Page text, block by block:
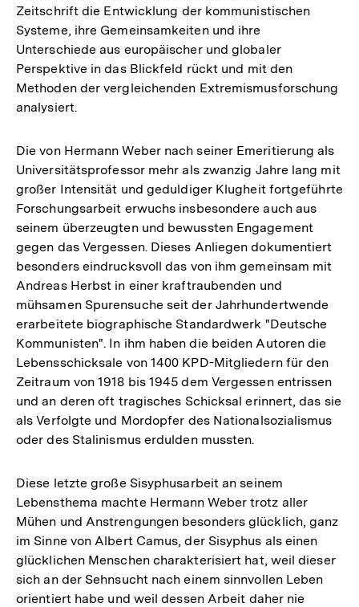
Zeitschrift die Entwicklung der kommunistischen
Systeme, ihre Gemeinsamkeiten und ihre
Unterschiede aus europäischer und globaler
Perspektive in das Blickfeld rückt und mit den
Methoden der vergleichenden Extremismusforschung
analysiert.
Die von Hermann Weber nach seiner Emeritierung als
Universitätsprofessor mehr als zwanzig Jahre lang mit
großer Intensität und geduldiger Klugheit fortgeführte
Forschungsarbeit erwuchs insbesondere auch aus
seinem überzeugten und bewussten Engagement
gegen das Vergessen. Dieses Anliegen dokumentiert
besonders eindrucksvoll das von ihm gemeinsam mit
Andreas Herbst in einer kraftraubenden und
mühsamen Spurensuche seit der Jahrhundertwende
erarbeitete biographische Standardwerk "Deutsche
Kommunisten". In ihm haben die beiden Autoren die
Lebensschicksale von 1400 KPD-Mitgliedern für den
Zeitraum von 1918 bis 1945 dem Vergessen entrissen
und an deren oft tragisches Schicksal erinnert, das sie
als Verfolgte und Mordopfer des Nationalsozialismus
oder des Stalinismus erdulden mussten.
Diese letzte große Sisyphusarbeit an seinem
Lebensthema machte Hermann Weber trotz aller
Mühen und Anstrengungen besonders glücklich, ganz
im Sinne von Albert Camus, der Sisyphus als einen
glücklichen Menschen charakterisiert hat, weil dieser
sich an der Sehnsucht nach einem sinnvollen Leben
orientiert habe und weil dessen Arbeit daher nie